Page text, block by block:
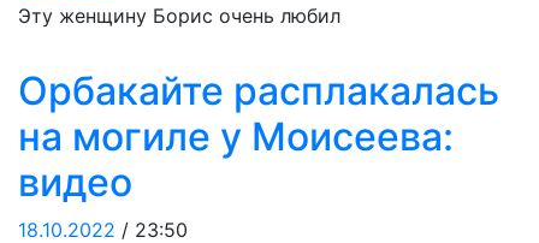
Эту женщину Борис очень любил
Орбакайте расплакалась
на могиле у Моисеева:
видео
18.10.2022 / 23:50